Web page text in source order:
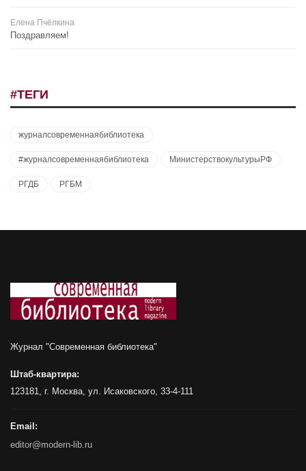
Елена Пчёлкина
Поздравляем!
#ТЕГИ
журналсовременнаябиблиотека
#журналсовременнаябиблиотека МинистерствокультурыРФ
РГДБ РГБМ
Журнал "Современная библиотека"
Штаб-квартира:
123181, г. Москва, ул. Исаковского, 33-4-111
Email:
editor@modern-lib.ru